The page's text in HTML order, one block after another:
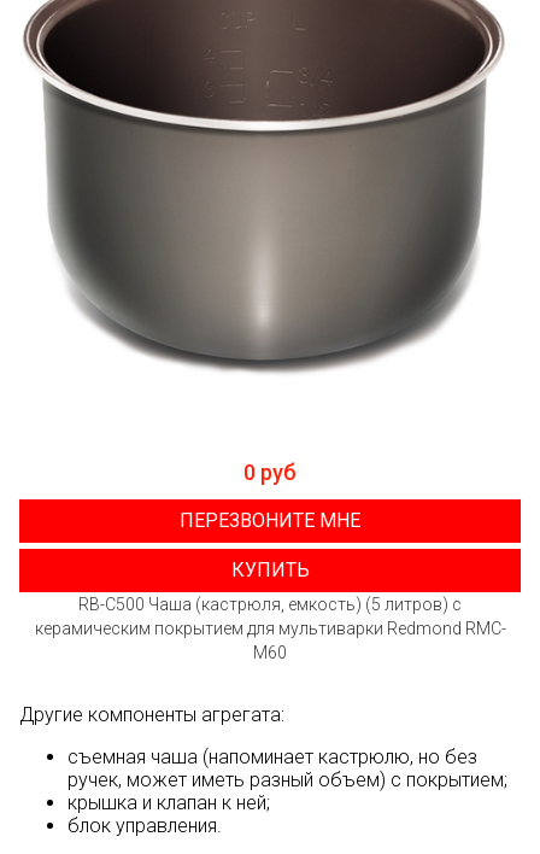
0 руб
ПЕРЕЗВОНИТЕ МНЕ
КУПИТЬ
RB-C500 Чаша (кастрюля, емкость) (5 литров) с
керамическим покрытием для мультиварки Redmond RMC-
M60
Другие компоненты агрегата:
съемная чаша (напоминает кастрюлю, но без
ручек, может иметь разный объем) с покрытием;
крышка и клапан к ней;
блок управления.